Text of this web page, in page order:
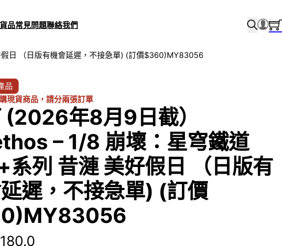
品常見問題聯絡我們
日 （日版有機會延遲，不接急單) (訂價$360)MY83056
品
現貨商品，請分兩張訂單
(2026年8月9日截）
– 1/8 崩壞：星穹鐵道
列 昔漣 美好假日 （日版有
遲，不接急單) (訂價
180.0